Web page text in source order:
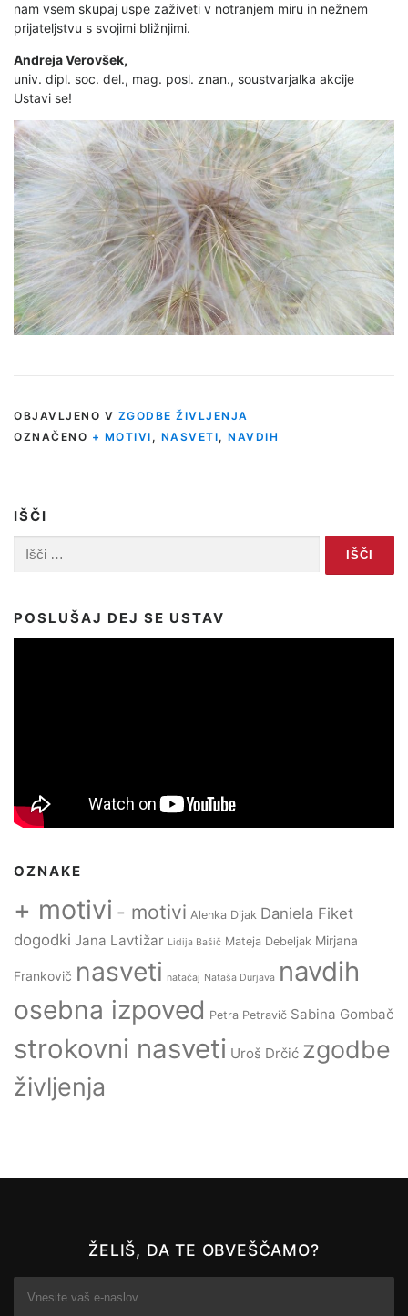
nam vsem skupaj uspe zaživeti v notranjem miru in nežnem
prijateljstvu s svojimi bližnjimi.
Andreja Verovšek,
univ. dipl. soc. del., mag. posl. znan., soustvarjalka akcije
Ustavi se!
OBJAVLJENO V ZGODBE ŽIVLJENJA
OZNAČENO + MOTIVI , NASVETI, NAVDIH
IŠČI
POSLUŠAJ DEJ SE USTAV
OZNAKE
+ motivi - motivi Alenka Dijak Daniela Fiket
dogodki Jana Lavtižar Lidija Bašič Mateja Debeljak Mirjana
Frankovič nasveti natačaj Nataša Durjava navdih
osebna izpoved Petra Petravič Sabina Gombač
strokovni nasveti Uroš Drčić zgodbe
življenja
ŽELIŠ, DA TE OBVEŠČAMO?